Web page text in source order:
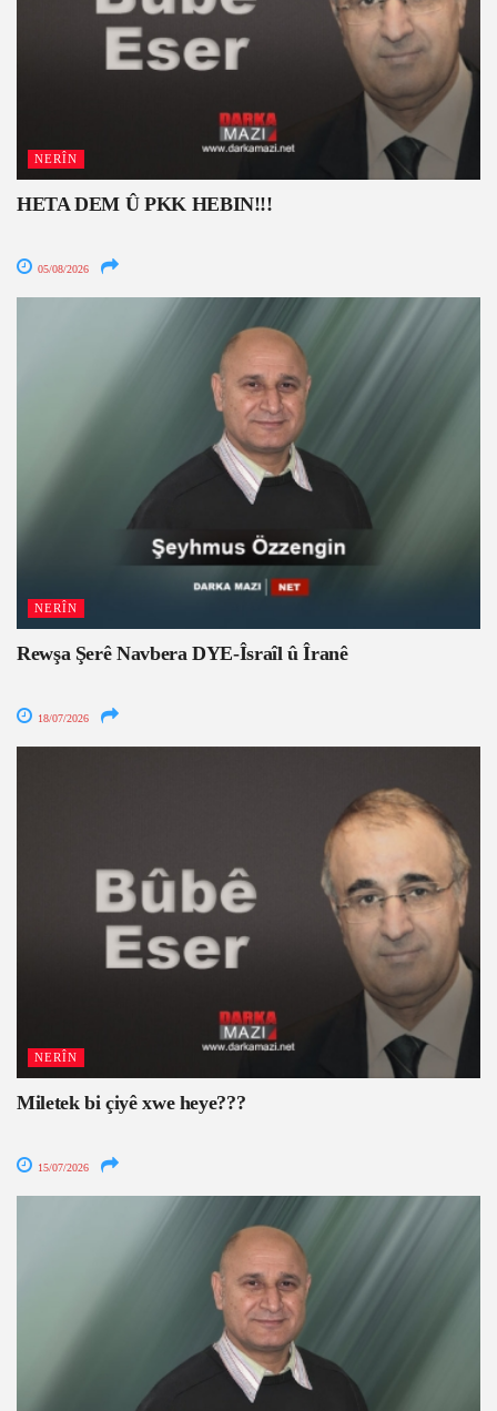
NERÎN
HETA DEM Û PKK HEBIN!!!
05/08/2026
NERÎN
Rewşa Şerê Navbera DYE-Îsraîl û Îranê
18/07/2026
NERÎN
Miletek bi çiyê xwe heye???
15/07/2026